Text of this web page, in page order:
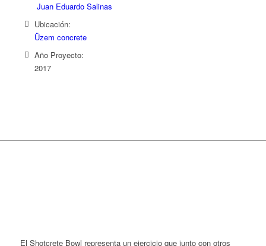
Juan Eduardo Salinas
Ubicación:
Üzem concrete
Año Proyecto:
2017
El Shotcrete Bowl representa un ejercicio que junto con otros